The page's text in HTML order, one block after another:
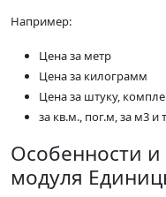
Например:
Цена за метр
Цена за килограмм
Цена за штуку,
за кв.м., пог.м, за м3 и
Особенности
модуля